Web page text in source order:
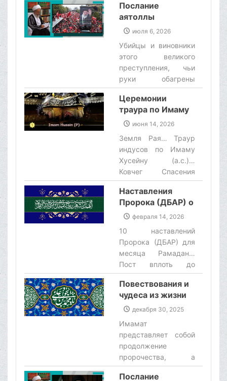
Послание
аятоллы
Макарема
случаю похорон
лидера-мученика,
аятоллы Хаменеи
июля 6, 2026
Убийцы и виновники
этого великого
преступления, чьи
руки обагрены
кровью этого
великого мученика,
командиров,
беззащитных людей
и угнетенных детей,
не уйдут от
божественного
наказания. Эта
чистая кровь никогда
не будет забыта, и
исламская община в
рамках принципов
выполнит свой долг и
потребует
справедливости за
кровь этих
мучеников.‌
Церемонии
траура по Имаму
Хусейну (а.с.),
добродетели
июня 14, 2026
Земля Рая… Траур
индусов по Имаму
Хусейну (а.с.)…
Ковчег Спасения
Имама Хусейна…
Ритуалы траура…‌
Наставления
Пророка (ДБАР) о
месяце Рамадан
февраля 14, 2026
10 наставлений
Пророка (ДБАР) для
месяца Рамадан…
Пост вплоть до
мученичества… Пост
Царя… Пост Пророка
Исы (мир ему)…‌
Повествования и
чудеса из жизни
Имама Джавада
декабря 30, 2025
Имамат
представляет собой
продолжение
пророчества, а
имамы являются
Послание